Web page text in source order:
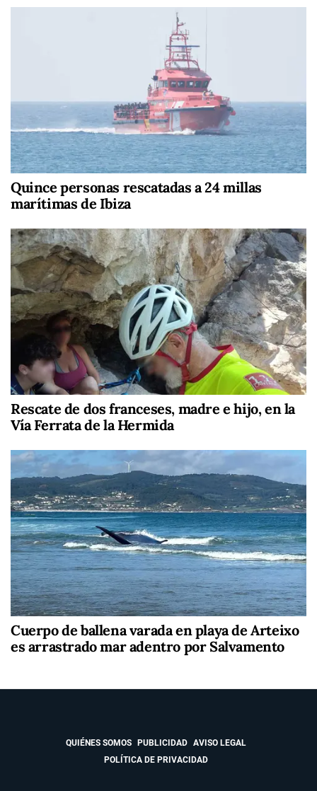
Quince personas rescatadas a 24 millas
marítimas de Ibiza
Rescate de dos franceses, madre e hijo, en la
Vía Ferrata de la Hermida
Cuerpo de ballena varada en playa de Arteixo
es arrastrado mar adentro por Salvamento
QUIÉNES SOMOS PUBLICIDAD
AVISO LEGAL
POLÍTICA DE PRIVACIDAD